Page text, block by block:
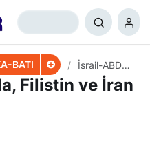
BATI
İsrail-ABD
Arasında,
Filistin ve
Filistin ve İran
+ 0 Paylaş